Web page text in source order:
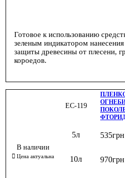
Готовое к использованию
зеленым индикатором
защиты древесины от плесени,
короедов.
ЕС-119
5л 535грн
10л 970грн